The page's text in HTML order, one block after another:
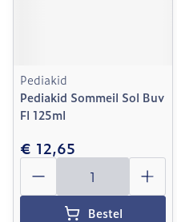
Pediakid
Pediakid Sommeil Sol Buv
Fl 125ml
€ 12,65
Aantal
Bestel